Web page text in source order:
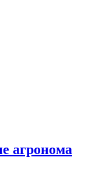
агронома